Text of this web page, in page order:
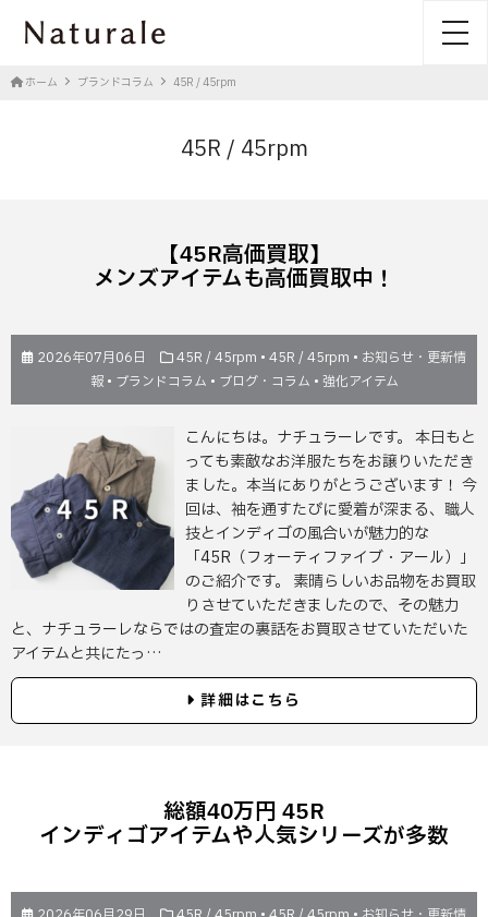
ホーム ブランドコラム 45R / 45rpm
45R / 45rpm
【45R高価買取】
メンズアイテムも高価買取中！
2026年07月06日 45R / 45rpm • 45R / 45rpm • お知らせ・更新情
報• ブランドコラム • ブログ・コラム • 強化アイテム
こんにちは。ナチュラーレです。 本日もと
っても素敵なお洋服たちをお譲りいただき
ました。本当にありがとうございます！ 今
回は、袖を通すたびに愛着が深まる、職人
技とインディゴの風合いが魅力的な
「45R（フォーティファイブ・アール）」
のご紹介です。 素晴らしいお品物をお買取
りさせていただきましたので、その魅力
と、ナチュラーレならではの査定の裏話をお買取させていただいた
アイテムと共にたっ…
詳細はこちら
総額40万円 45R
インディゴアイテムや人気シリーズが多数